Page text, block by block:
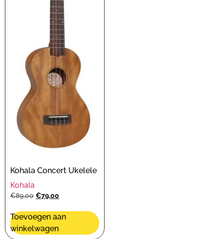
Kohala Concert Ukelele
Kohala
€89,00 €79,00
Toevoegen aan
winkelwagen